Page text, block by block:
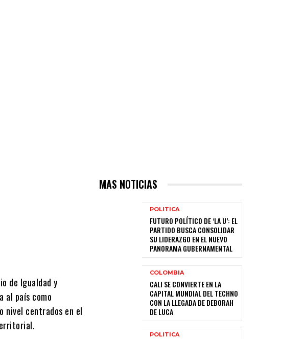
de Igualdad y
al país como
nivel centrados en el
MAS NOTICIAS
POLITICA
FUTURO POLÍTICO DE ‘LA U’: EL
PARTIDO BUSCA CONSOLIDAR
SU LIDERAZGO EN EL NUEVO
PANORAMA GUBERNAMENTAL
COLOMBIA
CALI SE CONVIERTE EN LA
CAPITAL MUNDIAL DEL TECHNO
CON LA LLEGADA DE DEBORAH
DE LUCA
POLITICA